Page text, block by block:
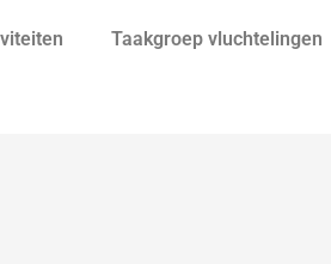
Taakgroep vluchtelingen